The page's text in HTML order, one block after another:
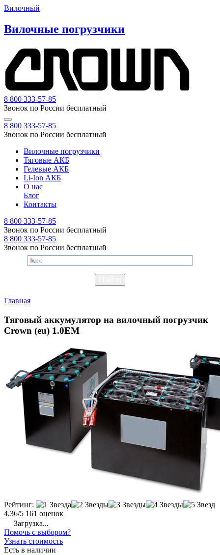
Вилочный
Вилочные погрузчики
8 800 333-57-85
Звонок по России бесплатный
8 800 333-57-85
Звонок по России бесплатный
Вилочные погрузчики
Тяговые АКБ
Гелевые АКБ
Li-Ion АКБ
О нас
Блог
Контакты
8 800 333-57-85
Звонок по России бесплатный
8 800 333-57-85
Звонок по России бесплатный
Главная
Тяговый аккумулятор на вилочный погрузчик
Crown (eu) 1.0EM
Рейтинг:
4,36/5 161 оценок
Загрузка...
Помочь с выбором?
Узнать стоимость
Есть в наличии